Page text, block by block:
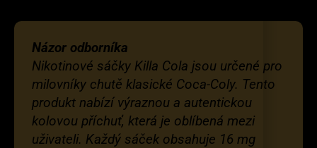
Názor odborníka
Nikotinové sáčky Killa Cola jsou určené pro
milovníky chutě klasické Coca-Coly. Tento
produkt nabízí výraznou a autentickou
kolovou příchuť, která je oblíbená mezi
uživateli. Každý sáček obsahuje 16 mg